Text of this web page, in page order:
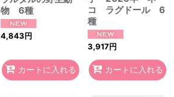
物 6種
4,843円
カートに入れる
コ ラグドール 6
種
3,917円
カートに入れる